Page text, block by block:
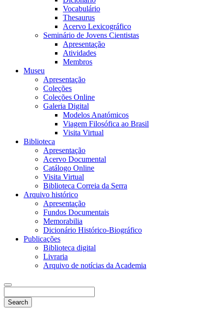
Vocabulário
Thesaurus
Acervo Lexicográfico
Seminário de Jovens Cientistas
Apresentação
Atividades
Membros
Museu
Apresentação
Coleções
Coleções Online
Galeria Digital
Modelos Anatómicos
Viagem Filosófica ao Brasil
Visita Virtual
Biblioteca
Apresentação
Acervo Documental
Catálogo Online
Visita Virtual
Biblioteca Correia da Serra
Arquivo histórico
Apresentação
Fundos Documentais
Memorabilia
Dicionário Histórico-Biográfico
Publicações
Biblioteca digital
Livraria
Arquivo de notícias da Academia